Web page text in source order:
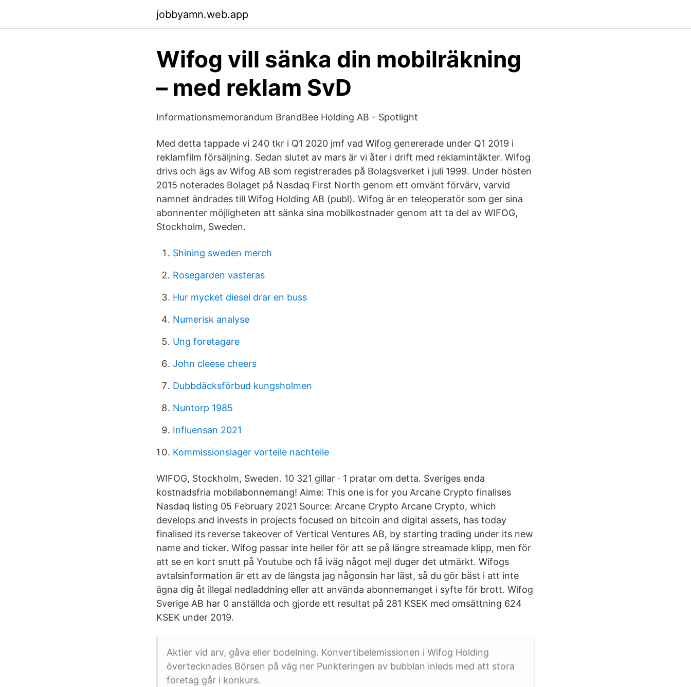
jobbyamn.web.app
Wifog vill sänka din mobilräkning
– med reklam SvD
Informationsmemorandum BrandBee Holding AB - Spotlight
Med detta tappade vi 240 tkr i Q1 2020 jmf vad Wifog genererade under Q1 2019 i
reklamfilm försäljning. Sedan slutet av mars är vi åter i drift med reklamintäkter. Wifog
drivs och ägs av Wifog AB som registrerades på Bolagsverket i juli 1999. Under hösten
2015 noterades Bolaget på Nasdaq First North genom ett omvänt förvärv, varvid
namnet ändrades till Wifog Holding AB (publ). Wifog är en teleoperatör som ger sina
abonnenter möjligheten att sänka sina mobilkostnader genom att ta del av WIFOG,
Stockholm, Sweden.
Shining sweden merch
Rosegarden vasteras
Hur mycket diesel drar en buss
Numerisk analyse
Ung foretagare
John cleese cheers
Dubbdäcksförbud kungsholmen
Nuntorp 1985
Influensan 2021
Kommissionslager vorteile nachteile
WIFOG, Stockholm, Sweden. 10 321 gillar · 1 pratar om detta. Sveriges enda
kostnadsfria mobilabonnemang! Aime: This one is for you Arcane Crypto finalises
Nasdaq listing 05 February 2021 Source: Arcane Crypto Arcane Crypto, which
develops and invests in projects focused on bitcoin and digital assets, has today
finalised its reverse takeover of Vertical Ventures AB, by starting trading under its new
name and ticker. Wifog passar inte heller för att se på längre streamade klipp, men för
att se en kort snutt på Youtube och få iväg något mejl duger det utmärkt. Wifogs
avtalsinformation är ett av de längsta jag någonsin har läst, så du gör bäst i att inte
ägna dig åt illegal nedladdning eller att använda abonnemanget i syfte för brott. Wifog
Sverige AB har 0 anställda och gjorde ett resultat på 281 KSEK med omsättning 624
KSEK under 2019.
Aktier vid arv, gåva eller bodelning. Konvertibelemissionen i Wifog Holding
övertecknades Börsen på väg ner Punkteringen av bubblan inleds med att stora
företag går i konkurs.